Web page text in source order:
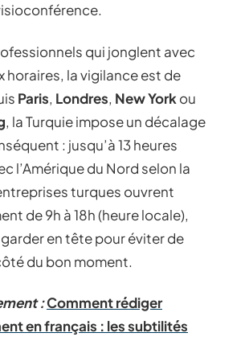
qui jonglent avec
horaires, la vigilance est de
Paris, Londres, New York ou
, la Turquie impose un décalage
: jusqu’à 13 heures
l’Amérique du Nord selon la
turques ouvrent
de 9h à 18h (heure locale),
en tête pour éviter de
du bon moment.
:Comment rédiger
en français : les subtilités